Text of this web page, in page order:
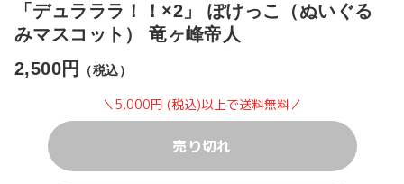
「デュラララ！！×2」 ぽけっこ（ぬいぐる
みマスコット） 竜ヶ峰帝人
2,500円
（税込）
＼5,000円 (税込)以上で送料無料／
売り切れ